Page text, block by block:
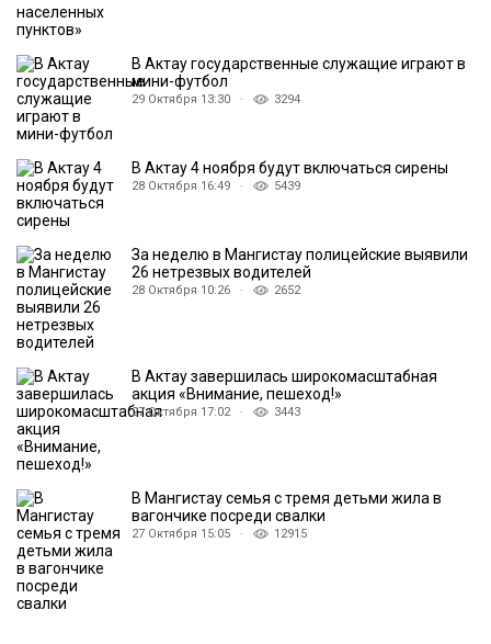
В Актау государственные служащие играют в
мини-футбол
29 Октября 13:30 · 3294
В Актау 4 ноября будут включаться сирены
28 Октября 16:49 · 5439
За неделю в Мангистау полицейские выявили
26 нетрезвых водителей
28 Октября 10:26 · 2652
В Актау завершилась широкомасштабная
акция «Внимание, пешеход!»
27 Октября 17:02 · 3443
В Мангистау семья с тремя детьми жила в
вагончике посреди свалки
27 Октября 15:05 · 12915